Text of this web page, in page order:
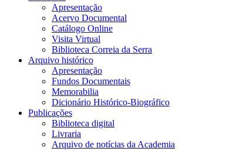
Apresentação
Acervo Documental
Catálogo Online
Visita Virtual
Biblioteca Correia da Serra
Arquivo histórico
Apresentação
Fundos Documentais
Memorabilia
Dicionário Histórico-Biográfico
Publicações
Biblioteca digital
Livraria
Arquivo de notícias da Academia